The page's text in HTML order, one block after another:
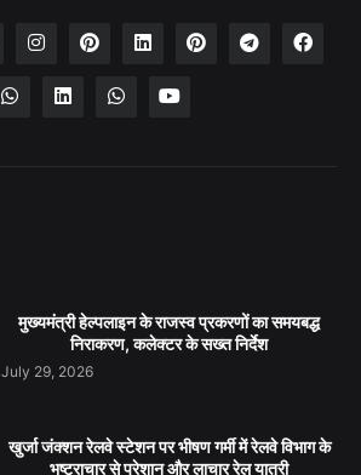
मुख्यमंत्री हेल्पलाइन के राजस्व प्रकरणों का समयबद्ध
निराकरण, कलेक्टर के सख्त निर्देश
July 29, 2026
खुर्जा जंक्शन रेलवे स्टेशन पर भीषण गर्मी में रेलवे विभाग के
भष्ट्राचार से परेशान और लाचार रेल यात्री